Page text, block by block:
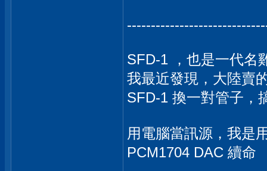
SFD-1 ，也是一代名
我最近發現，大陸賣
SFD-1 換一對管子，
用電腦當訊源，我是
PCM1704 DAC 續命